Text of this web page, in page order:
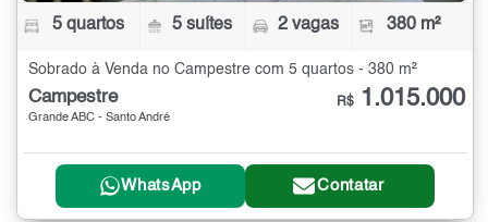
5 quartos 5 suítes 2 vagas 380 m²
Sobrado à Venda no Campestre com 5 quartos - 380 m²
Campestre
Grande ABC - Santo André
R$ 1.015.000
WhatsApp Contatar